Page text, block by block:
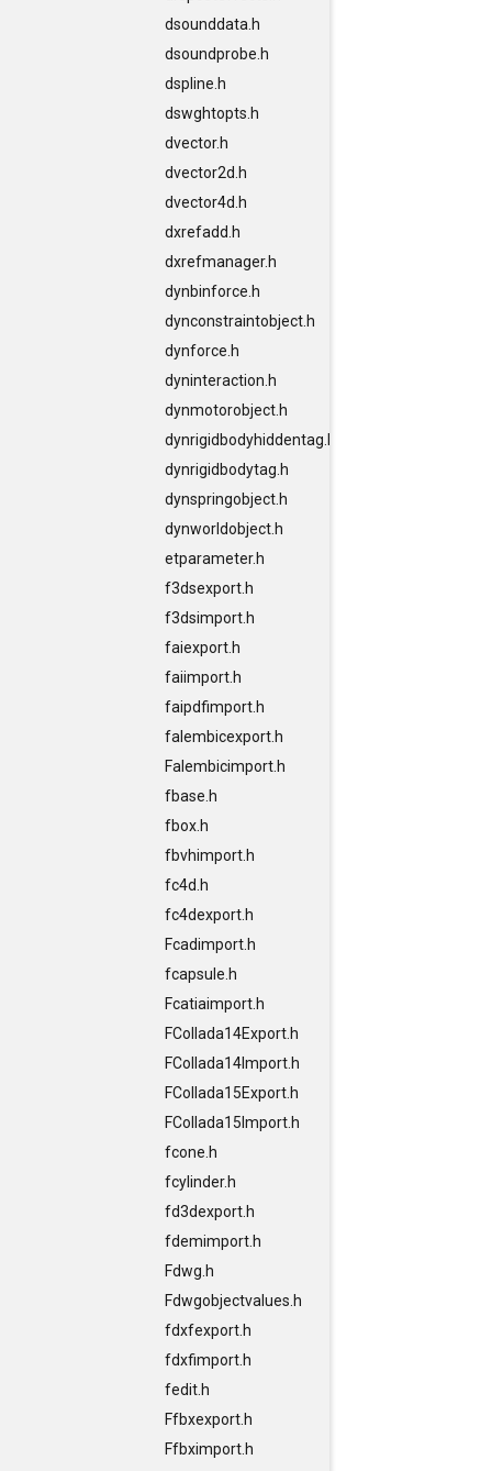
dsounddata.h
dsoundprobe.h
dspline.h
dswghtopts.h
dvector.h
dvector2d.h
dvector4d.h
dxrefadd.h
dxrefmanager.h
dynbinforce.h
dynconstraintobject.h
dynforce.h
dyninteraction.h
dynmotorobject.h
dynrigidbodyhiddentag.h
dynrigidbodytag.h
dynspringobject.h
dynworldobject.h
etparameter.h
f3dsexport.h
f3dsimport.h
faiexport.h
faiimport.h
faipdfimport.h
falembicexport.h
Falembicimport.h
fbase.h
fbox.h
fbvhimport.h
fc4d.h
fc4dexport.h
Fcadimport.h
fcapsule.h
Fcatiaimport.h
FCollada14Export.h
FCollada14Import.h
FCollada15Export.h
FCollada15Import.h
fcone.h
fcylinder.h
fd3dexport.h
fdemimport.h
Fdwg.h
Fdwgobjectvalues.h
fdxfexport.h
fdxfimport.h
fedit.h
Ffbxexport.h
Ffbximport.h